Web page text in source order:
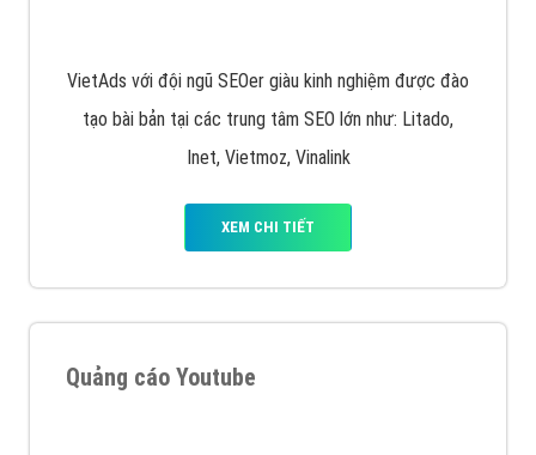
VietAds với đội ngũ SEOer giàu kinh nghiệm được đào
tạo bài bản tại các trung tâm SEO lớn như: Litado,
Inet, Vietmoz, Vinalink
XEM CHI TIẾT
Quảng cáo Youtube